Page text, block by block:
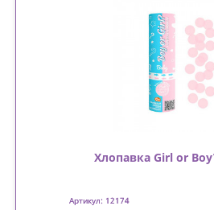
Хлопавка Girl or
Артикул: 12174